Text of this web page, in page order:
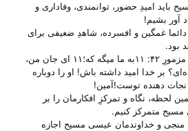
باید امیدِ حضور، توانمندی، وفاداری و
آور بشیم!
غمگین و افسرده، شاهدِ ضعیفی برای
بود.
به همین دلیل کلامِ خدا در مزمورِ ۴۲: ۱۱به ما میگه که؛۱۱ ای جان من،
بر خدا امید داشته باش! او را دوباره
نجات دهنده توست!آمین!
لحظه، نگاه و تمرکزِ افکارمان را بر
متمرکز کنیم.
منجی و خداوندمان عیسی مسیح اجازه